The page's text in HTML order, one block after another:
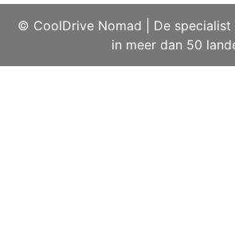
© CoolDrive Nomad
De
in meer dan 50